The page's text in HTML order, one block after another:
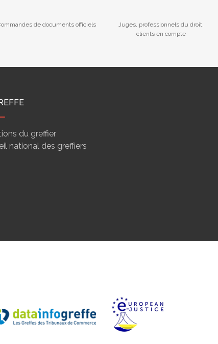
de documents officiels
Juges, professionnels du droit,
clients en compte
du greffier
national des greffiers